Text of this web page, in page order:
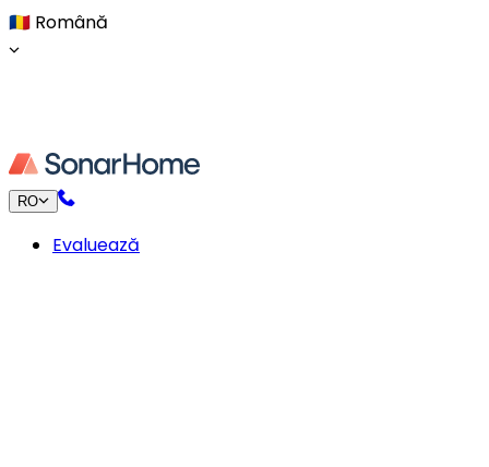
🇷🇴 Română
RO
Evaluează